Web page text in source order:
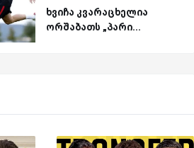
ხვიჩა კვარაცხელია
ორშაბათს „პარი...